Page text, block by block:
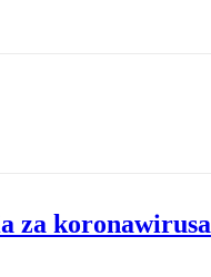
za koronawirusa